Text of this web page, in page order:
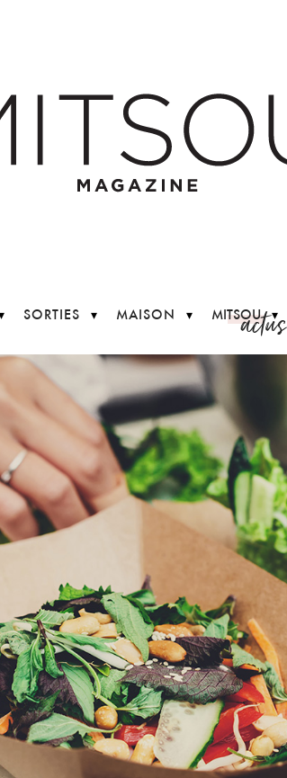
SORTIES MAISON MITSOUactus